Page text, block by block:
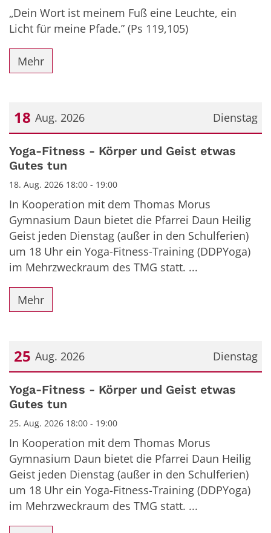
„Dein Wort ist meinem Fuß eine Leuchte, ein
Licht für meine Pfade.” (Ps 119,105)
Mehr
Dienstag
18 Aug. 2026
Datum: 18. August 2026
Yoga-Fitness - Körper und Geist etwas
Gutes tun
18. Aug. 2026 18:00 - 19:00
In Kooperation mit dem Thomas Morus
Gymnasium Daun bietet die Pfarrei Daun Heilig
Geist jeden Dienstag (außer in den Schulferien)
um 18 Uhr ein Yoga-Fitness-Training (DDPYoga)
im Mehrzweckraum des TMG statt. ...
Mehr
Dienstag
25 Aug. 2026
Datum: 25. August 2026
Yoga-Fitness - Körper und Geist etwas
Gutes tun
25. Aug. 2026 18:00 - 19:00
In Kooperation mit dem Thomas Morus
Gymnasium Daun bietet die Pfarrei Daun Heilig
Geist jeden Dienstag (außer in den Schulferien)
um 18 Uhr ein Yoga-Fitness-Training (DDPYoga)
im Mehrzweckraum des TMG statt. ...